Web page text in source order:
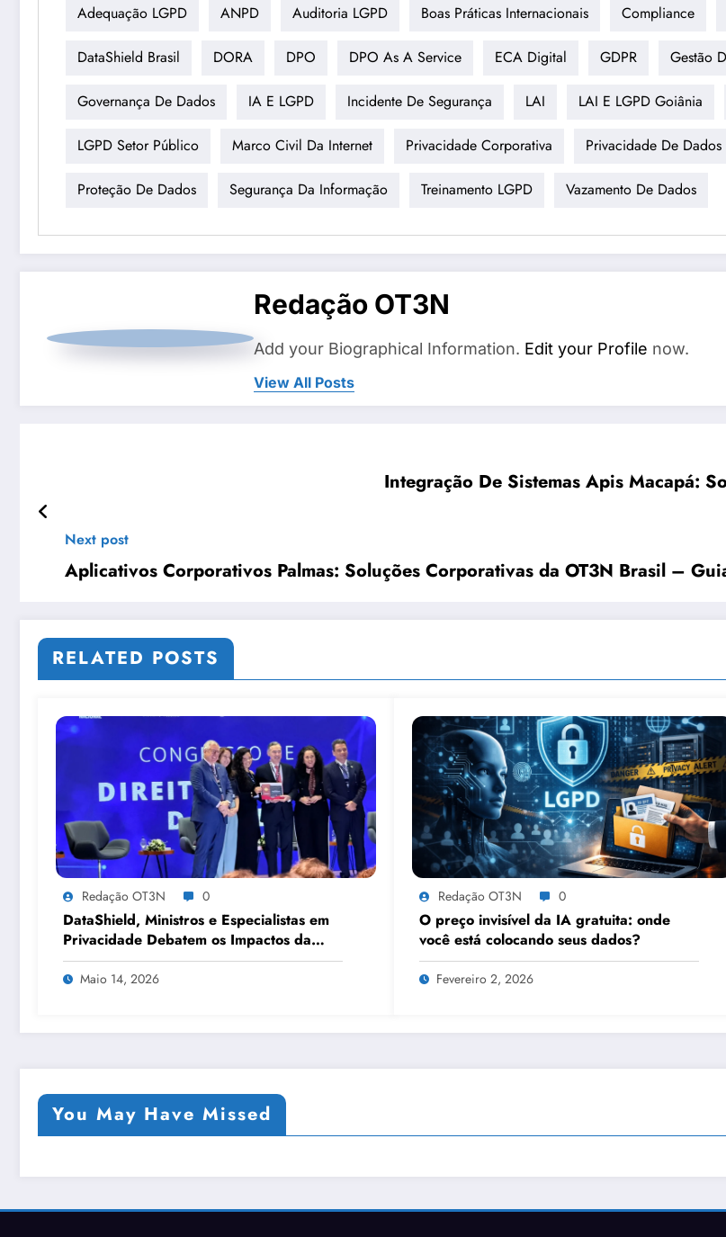
Adequação LGPD ANPD Auditoria LGPD Boas Práticas Internacionais Compliance
DataShield Brasil DORA DPO DPO As A Service ECA Digital GDPR Gestão
Governança De Dados IA E LGPD Incidente De Segurança LAI LAI E LGPD Goiânia
LGPD Setor Público Marco Civil Da Internet Privacidade Corporativa Privacidade De Dados
Proteção De Dados Segurança Da Informação Treinamento LGPD Vazamento De Dados
Redação OT3N
Add your Biographical Information. Edit your Profile now.
View All Posts
Integração De Sistemas Apis Macapá:
Next post
Aplicativos Corporativos Palmas: Soluções Corporativas da OT3N Brasil –
RELATED POSTS
Redação OT3N 0
DataShield, Ministros e Especialistas em
Privacidade Debatem os Impactos da
Tecnologia, IA e Proteção de Dados no
Congresso de Direito Digital da OAB
Maio 14, 2026
Redação OT3N 0
O preço invisível da IA gratuita: onde
você está colocando seus dados?
Fevereiro 2, 2026
You May Have Missed